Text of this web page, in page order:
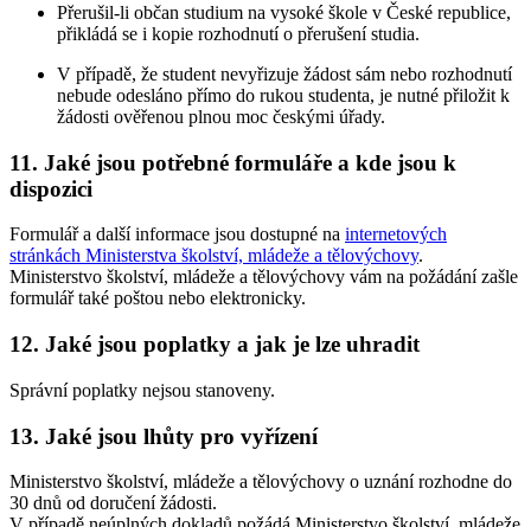
Přerušil-li občan studium na vysoké škole v České republice,
přikládá se i kopie rozhodnutí o přerušení studia.
V případě, že student nevyřizuje žádost sám nebo rozhodnutí
nebude odesláno přímo do rukou studenta, je nutné přiložit k
žádosti ověřenou plnou moc českými úřady.
11. Jaké jsou potřebné formuláře a kde jsou k
dispozici
Formulář a další informace jsou dostupné na internetových
stránkách Ministerstva školství, mládeže a tělovýchovy.
Ministerstvo školství, mládeže a tělovýchovy vám na požádání zašle
formulář také poštou nebo elektronicky.
12. Jaké jsou poplatky a jak je lze uhradit
Správní poplatky nejsou stanoveny.
13. Jaké jsou lhůty pro vyřízení
Ministerstvo školství, mládeže a tělovýchovy o uznání rozhodne do
30 dnů od doručení žádosti.